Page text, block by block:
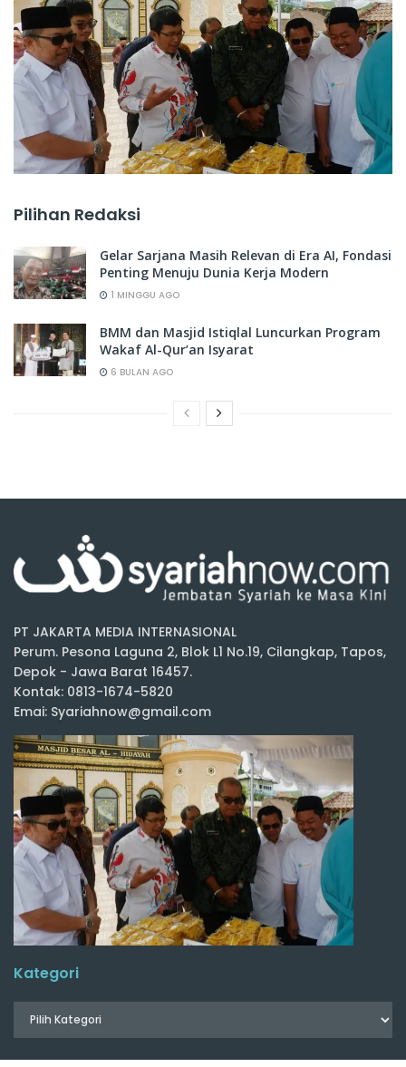
Pilihan Redaksi
Gelar Sarjana Masih Relevan di Era AI, Fondasi
Penting Menuju Dunia Kerja Modern
1 MINGGU AGO
BMM dan Masjid Istiqlal Luncurkan Program
Wakaf Al-Qur’an Isyarat
6 BULAN AGO
PT JAKARTA MEDIA INTERNASIONAL
Perum. Pesona Laguna 2, Blok L1 No.19, Cilangkap, Tapos,
Depok - Jawa Barat 16457.
Kontak: 0813-1674-5820
Emai: Syariahnow@gmail.com
Kategori